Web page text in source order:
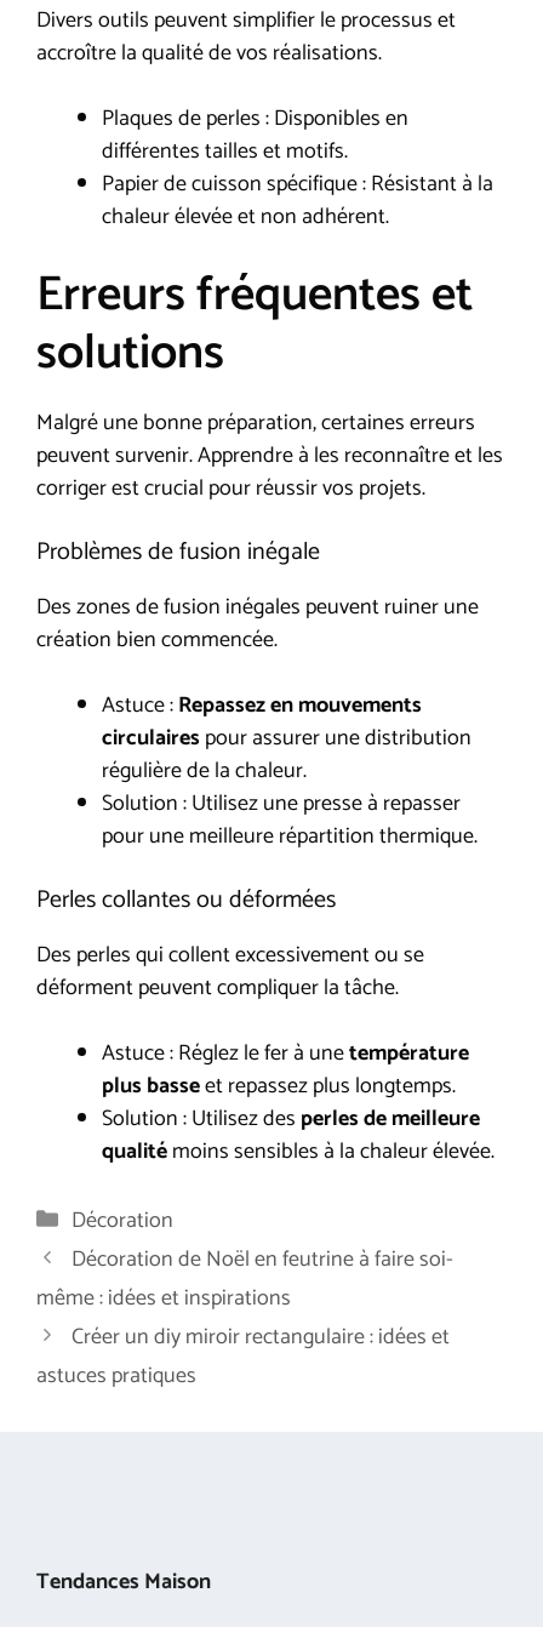
Divers outils peuvent simplifier le processus et
accroître la qualité de vos réalisations.
Plaques de perles : Disponibles en
différentes tailles et motifs.
Papier de cuisson spécifique : Résistant à la
chaleur élevée et non adhérent.
Erreurs fréquentes et
solutions
Malgré une bonne préparation, certaines erreurs
peuvent survenir. Apprendre à les reconnaître et les
corriger est crucial pour réussir vos projets.
Problèmes de fusion inégale
Des zones de fusion inégales peuvent ruiner une
création bien commencée.
Astuce :Repassez en mouvements
circulairespour assurer une distribution
régulière de la chaleur.
Solution : Utilisez une presse à repasser
pour une meilleure répartition thermique.
Perles collantes ou déformées
Des perles qui collent excessivement ou se
déforment peuvent compliquer la tâche.
Astuce : Réglez le fer à unetempérature
plus basseet repassez plus longtemps.
Solution : Utilisez des perles de meilleure
qualitémoins sensibles à la chaleur élevée.
Catégories
Décoration
Décoration de Noël en feutrine à faire soi-
même : idées et inspirations
Créer un diy miroir rectangulaire : idées et
astuces pratiques
Tendances Maison